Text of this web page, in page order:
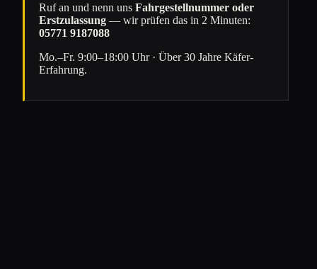
Ruf an und nenn uns Fahrgestellnummer oder
Erstzulassung — wir prüfen das in 2 Minuten:
05771 9187088
Mo.–Fr. 9:00–18:00 Uhr · Über 30 Jahre Käfer-
Erfahrung.